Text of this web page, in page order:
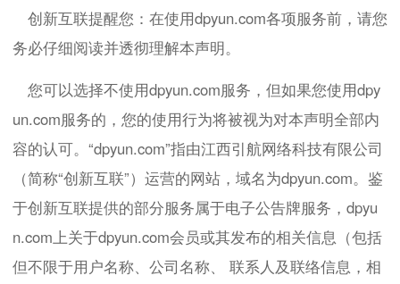
创新互联提醒您：在使用dpyun.com各项服务前，请您
务必仔细阅读并透彻理解本声明。
您可以选择不使用dpyun.com服务，但如果您使用dpy
un.com服务的，您的使用行为将被视为对本声明全部内
容的认可。“dpyun.com”指由江西引航网络科技有限公司
（简称“创新互联”）运营的网站，域名为dpyun.com。鉴
于创新互联提供的部分服务属于电子公告牌服务，dpyu
n.com上关于dpyun.com会员或其发布的相关信息（包括
但不限于用户名称、公司名称、 联系人及联络信息，相